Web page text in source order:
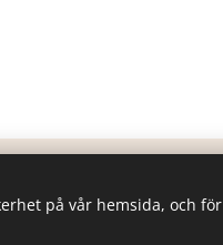
på vår hemsida, och för